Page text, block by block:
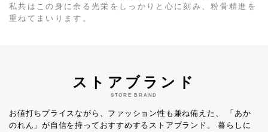
私共はこの身に余る光栄をしっかりと心に刻み、粉骨精進を
重ねてまいります。
ストアブランド
STORE BRAND
お値打ちプライスながら、ファッション性も兼ね備えた、
「あか
のれん」が自信を持っておすすめするストアブランド。
暮らしに